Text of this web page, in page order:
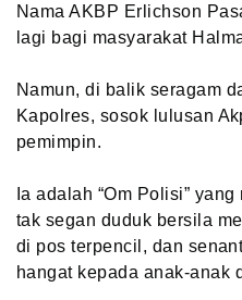
Nama AKBP Erlichson
lagi bagi masyarakat
Namun, di balik seragam
Kapolres, sosok lulusan
pemimpin.
Ia adalah “Om Polisi”
tak segan duduk bersila
di pos terpencil, dan
hangat kepada anak-anak